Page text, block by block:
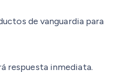
de vanguardia para
respuesta inmediata.